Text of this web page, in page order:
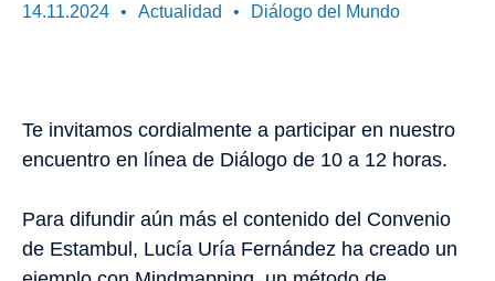
Contacto
14.11.2024 • Actualidad • Diálogo del Mundo
Te invitamos cordialmente a participar en nuestro
encuentro en línea de Diálogo de 10 a 12 horas.
Para difundir aún más el contenido del Convenio
de Estambul, Lucía Uría Fernández ha creado un